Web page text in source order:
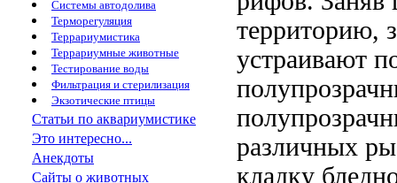
Системы автодолива
Терморегуляция
Террариумистика
Террариумные животные
Тестирование воды
Фильтрация и стерилизация
Экзотические птицы
Статьи по аквариумистике
Это интересно...
Анекдоты
Сайты о животных
территорию,
устраивают
различных
кладку